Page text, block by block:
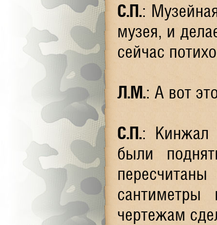
С.П.:
музея, и
сейчас
Л.М.: А вот
С.П.: Кинжал
были
чертежам